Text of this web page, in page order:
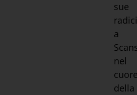
sue
a
nel
della